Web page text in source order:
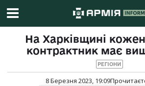
На Харківщині
контрактник має
РЕГІОНИ
8 Березня 2023, 19:09